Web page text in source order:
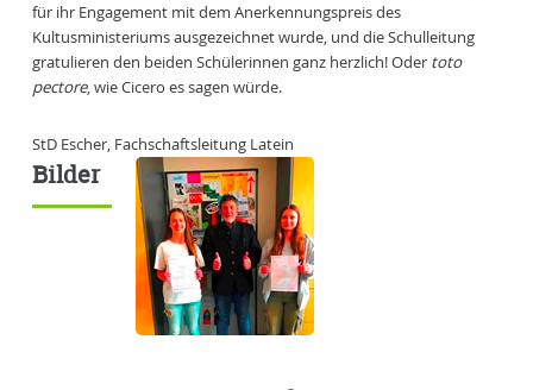
für ihr Engagement mit dem Anerkennungspreis des
Kultusministeriums ausgezeichnet wurde, und die Schulleitung
gratulieren den beiden Schülerinnen ganz herzlich! Oder toto
pectore, wie Cicero es sagen würde.
StD Escher, Fachschaftsleitung Latein
Bilder